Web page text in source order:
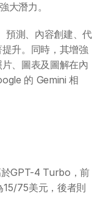
大潛力。
預測、內容創建、代
升。同時，其增強
、圖表及圖解在內
的 Gemini 相
GPT-4 Turbo，前
75美元，後者則